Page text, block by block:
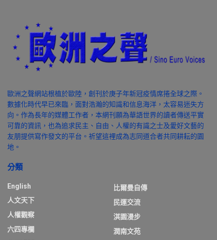
歐洲之聲網站根植於歐陸，創刊於庚子年新冠疫情席捲全球之際。
數據化時代早已來臨，面對浩瀚的知識和信息海洋，太容易迷失方
向。作為長年的媒體工作者，本網刊願為華語世界的讀者傳送平實
可靠的資訊，也為追求民主、自由、人權的有識之士及愛好文藝的
友朋提供寫作發文的平台。祈望這裡成為志同道合者共同耕耘的園
地。
分類
English
人文天下
人權觀察
六四專欄
比爾曼自傳
民運交流
淇園漫步
潤南文苑